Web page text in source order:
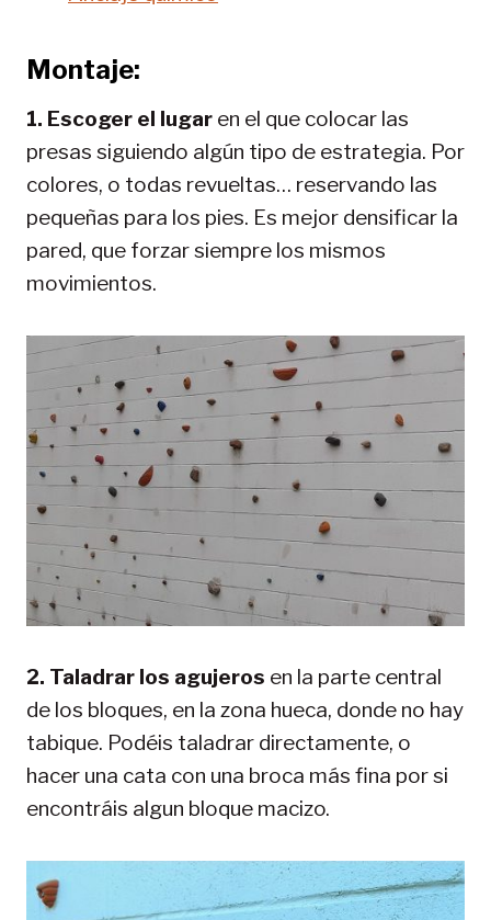
Montaje:
1. Escoger el lugar en el que colocar las
presas siguiendo algún tipo de estrategia. Por
colores, o todas revueltas… reservando las
pequeñas para los pies. Es mejor densificar la
pared, que forzar siempre los mismos
movimientos.
2. Taladrar los agujeros en la parte central
de los bloques, en la zona hueca, donde no hay
tabique. Podéis taladrar directamente, o
hacer una cata con una broca más fina por si
encontráis algun bloque macizo.